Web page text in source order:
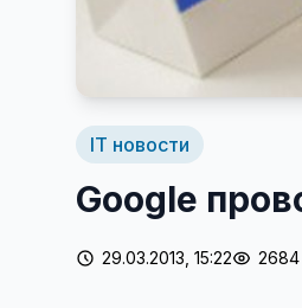
IT новости
Google
29.03.2013, 15:22